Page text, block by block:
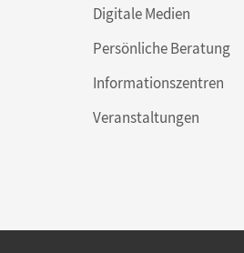
Digitale Medien
Persönliche Beratung
Informationszentren
Veranstaltungen